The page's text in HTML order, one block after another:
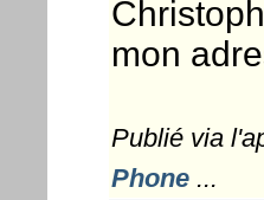
mon
Publié via
Phone...